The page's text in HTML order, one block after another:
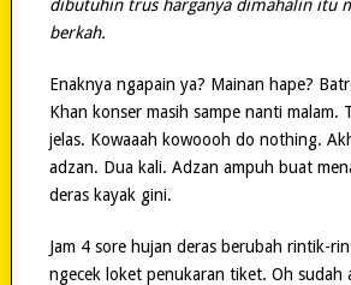
dibutuhin trus harganya dimahalin itu
berkah.
Enaknya ngapain ya? Mainan hape?
Khan konser masih sampe nanti malam.
jelas. Kowaaah kowoooh do nothing.
adzan. Dua kali. Adzan ampuh buat
deras kayak gini.
Jam 4 sore hujan deras berubah rintik-
ngecek loket penukaran tiket. Oh sudah